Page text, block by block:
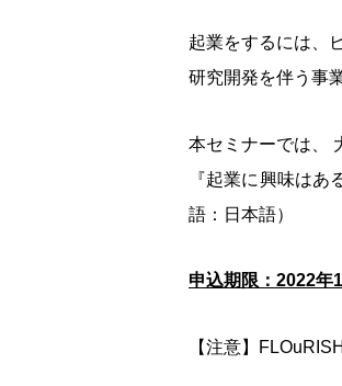
起業をするには、
研究開発を伴う事
本セミナーでは、
『起業に興味は
語：日本語）
申込期限：2022年
【注意】